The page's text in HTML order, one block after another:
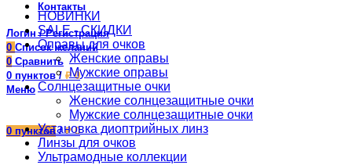
Контакты
Логин / Регистрация
0 Список желаний
0 Сравнить
0 пунктов / ₽0
Меню
0 пунктов / ₽0
НОВИНКИ
SALE - СКИДКИ
Оправы для очков
Женские оправы
Мужские оправы
Солнцезащитные очки
Женские солнцезащитные очки
Мужские солнцезащитные очки
Установка диоптрийных линз
Линзы для очков
Ультрамодные коллекции